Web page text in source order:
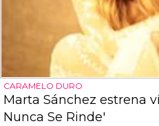
CARAMELO DURO
Marta Sánchez estrena
Nunca Se Rinde'